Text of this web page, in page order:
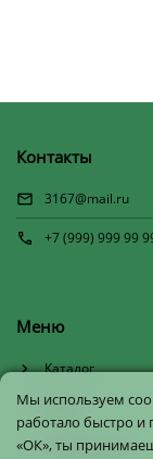
Контакты
3167@mail.ru
+7 (999) 999 99
Меню
Каталог
Меню
Информация
Мы используем
работало быстро и
«ОК», ты